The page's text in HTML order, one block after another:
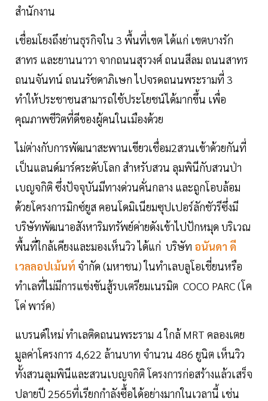
สำนักงาน
เชื่อมโยงถึงย่านธุรกิจใน 3 พื้นที่เขต ได้แก่ เขตบางรัก
สาทร และยานนาวา จากถนนสุรวงศ์ ถนนสีลม ถนนสาทร
ถนนจันทน์ ถนนรัชดาภิเษก ไปจรดถนนพระรามที่ 3
ทำให้ประชาชนสามารถใช้ประโยชน์ได้มากขึ้น เพื่อ
คุณภาพชีวิตที่ดีของผู้คนในเมืองด้วย
ไม่ต่างกับการพัฒนาสะพานเขียวเชื่อม2สวนเข้าด้วยกันที่
เป็นแลนด์มาร์คระดับโลก สำหรับสวน ลุมพินีกับสวนป่า
เบญจกิติ ซึ่งปัจจุบันมีทางด่วนคั่นกลาง และถูกโอบล้อม
ด้วยโครงการมิกซ์ยูส คอนโดมิเนียมซุปเปอร์ลักชัวรีซึ่งมี
บริษัทพัฒนาอสังหาริมทรัพย์ค่ายดังเข้าไปปักหมุด บริเวณ
พื้นที่ใกล้เคียงและมองเห็นวิว ได้แก่ บริษัท อนันดา ดี
เวลลอปเม้นท์ จำกัด (มหาชน) ในทำเลบลูโอเชี่ยนหรือ
ทำเลที่ไม่มีการแข่งขันสู้รบเตรียมเนรมิต COCO PARC (โค
โค่ พาร์ค)
แบรนด์ใหม่ ทำเลติดถนนพระราม 4 ใกล้ MRT คลองเตย
มูลค่าโครงการ 4,622 ล้านบาท จำนวน 486 ยูนิต เห็นวิว
ทั้งสวนลุมพินีและสวนเบญจกิติ โครงการก่อสร้างแล้วเสร็จ
ปลายปี 2565ที่เรียกกำลังซื้อได้อย่างมากในเวลานี้ เช่น